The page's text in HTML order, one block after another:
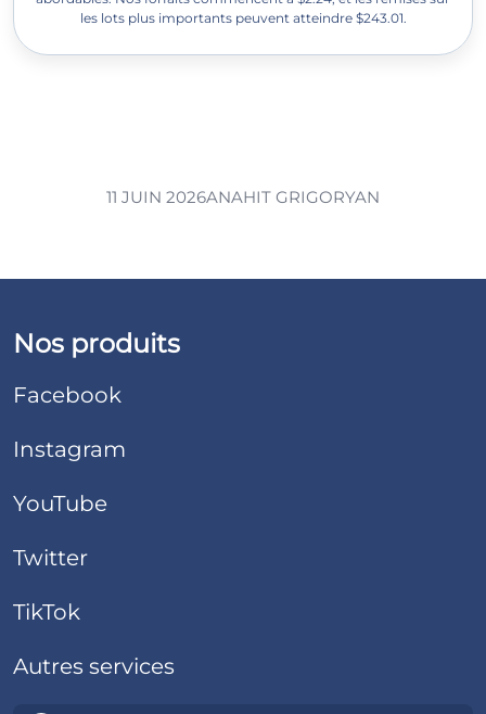
les lots plus importants peuvent atteindre $243.01.
11 JUIN 2026ANAHIT GRIGORYAN
Nos produits
Facebook
Instagram
YouTube
Twitter
TikTok
Autres services